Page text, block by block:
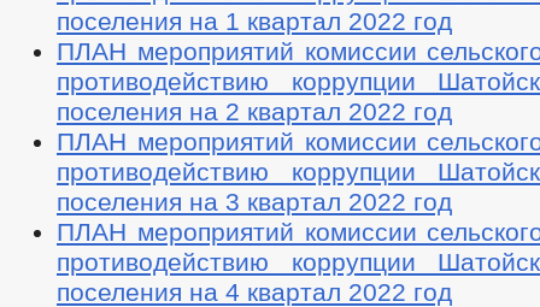
поселения на 1 квартал 2022 год
ПЛАН мероприятий комиссии
противодействию коррупции
поселения на 2 квартал 2022 год
ПЛАН мероприятий комиссии
противодействию коррупции
поселения на 3 квартал 2022 год
ПЛАН мероприятий комиссии
противодействию коррупции
поселения на 4 квартал 2022 год